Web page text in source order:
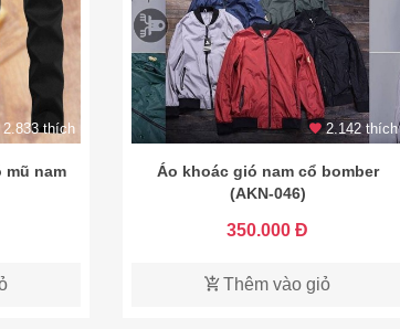
thích
mũ nam
2.142 thích
Áo khoác gió nam cổ bomber
(AKN-046)
350.000 Đ
Thêm vào giỏ